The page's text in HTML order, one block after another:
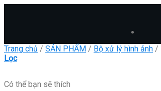
Trang chủ / SẢN PHẨM / Bộ xử lý hình ảnh /
Lọc
Có thể bạn sẽ thích